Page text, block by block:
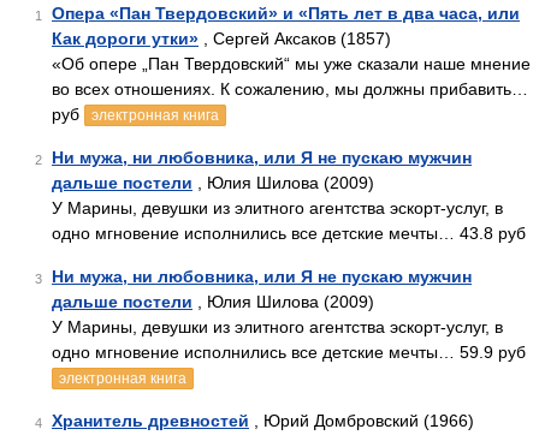
1
Опера «Пан Твердовский» и «Пять лет в два часа, или
Как дороги утки» , Сергей Аксаков (1857)
«Об опере „Пан Твердовский“ мы уже сказали наше мнение
во всех отношениях. К сожалению, мы должны прибавить…
руб
электронная книга
2
Ни мужа, ни любовника, или Я не пускаю мужчин
дальше постели , Юлия Шилова (2009)
У Марины, девушки из элитного агентства эскорт-услуг, в
одно мгновение исполнились все детские мечты… 43.8 руб
3
Ни мужа, ни любовника, или Я не пускаю мужчин
дальше постели , Юлия Шилова (2009)
У Марины, девушки из элитного агентства эскорт-услуг, в
одно мгновение исполнились все детские мечты… 59.9 руб
электронная книга
4 Хранитель древностей , Юрий Домбровский (1966)